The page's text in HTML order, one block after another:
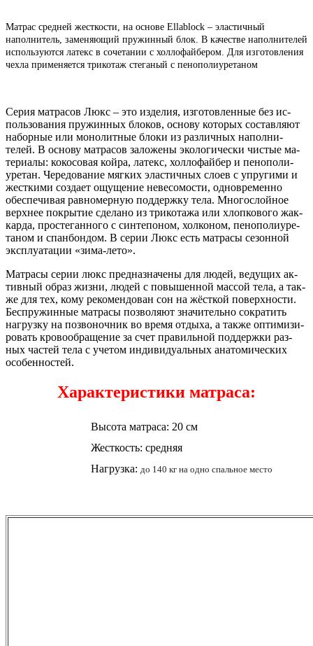
Матрас средней жесткости, на основе Ellablock – эластичный
наполнитель, заменяющий пружинный блок. В качестве наполнителей
используются латекс в сочетании с холлофайбером. Для изготовления
чехла применяется трикотаж стеганый с пенополиуретаном
Се­рия мат­ра­сов Люкс – это из­де­лия, из­го­тов­ленные без ис­
поль­зо­вания пру­жин­ных бло­ков, ос­но­ву ко­торых сос­тавля­ют
на­бор­ные или мо­нолит­ные бло­ки из раз­личных на­пол­ни­
телей. В ос­но­ву мат­ра­сов за­ложе­ны эко­логи­чес­ки чис­тые ма­
тери­алы: ко­косо­вая кой­ра, ла­текс, хол­ло­фай­бер и пе­нопо­ли­
уре­тан. Че­редо­вание мяг­ких элас­тичных сло­ев с уп­ру­гими и
жес­тки­ми соз­да­ет ощу­щение не­весо­мос­ти, од­новре­мен­но
обес­пе­чивая рав­но­мер­ную под­дер­жку те­ла. Мно­гос­лой­ное
вер­хнее пок­ры­тие сде­лано из три­кота­жа или хлоп­ко­вого жак­
карда, прос­те­ган­но­го с син­те­поном, хол­ко­ном, пе­нопо­ли­уре­
таном и спан­бондом. В се­рии Люкс есть мат­ра­сы се­зон­ной
экс­плу­ата­ции «зи­ма-ле­то».
Мат­ра­сы се­рии люкс пред­назна­чены для лю­дей, ве­дущих ак­
тивный об­раз жиз­ни, лю­дей с по­вышен­ной мас­сой те­ла, а так­
же для тех, ко­му ре­комен­до­ван сон на жёс­ткой по­вер­хнос­ти.
Бес­пру­жин­ные мат­ра­сы поз­во­ля­ют зна­читель­но сок­ра­тить
наг­рузку на поз­во­ноч­ник во вре­мя от­ды­ха, а так­же оп­ти­мизи­
ровать кро­во­об­ра­щение за счет пра­виль­ной под­дер­жки раз­
ных час­тей те­ла с уче­том ин­ди­виду­аль­ных ана­томи­чес­ких
осо­бен­ностей.
Характеристики матраса:
Высота матраса: 20 см
Жесткость: средняя
Нагрузка: до 140 кг на одно спальное место